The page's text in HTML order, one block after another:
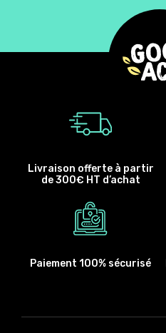
Livraison offerte à partir
de 300€ HT d’achat
Paiement 100% sécurisé